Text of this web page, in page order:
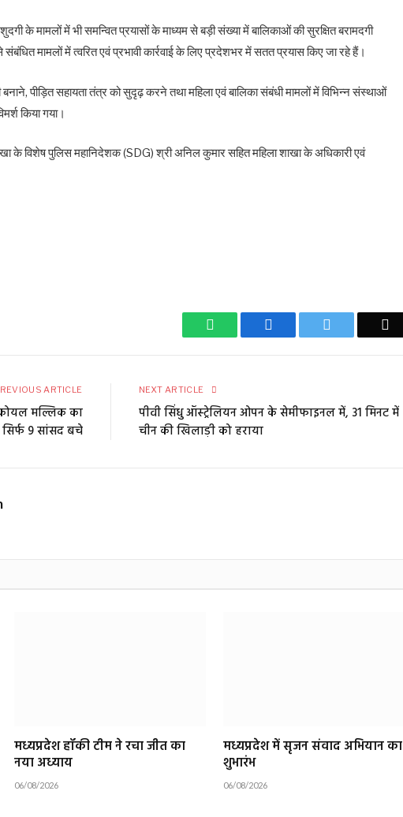
के मामलों में भी समन्वित प्रयासों के माध्यम से बड़ी संख्या में बालिकाओं की सुरक्षित बरामदगी
संबंधित मामलों में त्वरित एवं प्रभावी कार्रवाई के लिए प्रदेशभर में सतत प्रयास किए जा रहे हैं।
पीड़ित सहायता तंत्र को सुदृढ़ करने तथा महिला एवं बालिका संबंधी मामलों में विभिन्न संस्थाओं
किया गया।
के विशेष पुलिस महानिदेशक (SDG) श्री अनिल कुमार सहित महिला शाखा के अधिकारी एवं
WhatsApp Facebook
ARTICLE
मल्लिक का
9 सांसद बचे
NEXT ARTICLE
पीवी सिंधु ऑस्ट्रेलियन ओपन के सेमीफाइनल में, 31 मिनट में
चीन की खिलाड़ी को हराया
मध्यप्रदेश हॉकी टीम ने रचा जीत का
नया अध्याय
06/08/2026
मध्यप्रदेश में सृजन संवाद अभियान का
शुभारंभ
06/08/2026